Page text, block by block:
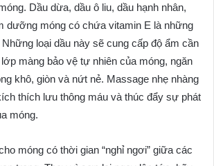
Dầu dừa, dầu ô liu, dầu hạnh nhân,
dưỡng móng có chứa vitamin E là những
loại dầu này sẽ cung cấp độ ẩm cần
màng bảo vệ tự nhiên của móng, ngăn
khô, giòn và nứt nẻ. Massage nhẹ nhàng
thích lưu thông máu và thúc đẩy sự phát
móng.
móng có thời gian “nghỉ ngơi” giữa các